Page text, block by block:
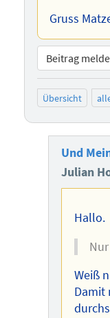
Gruss
Beitrag
Übersicht
Und
Julian
Hallo.
Weiß
Damit